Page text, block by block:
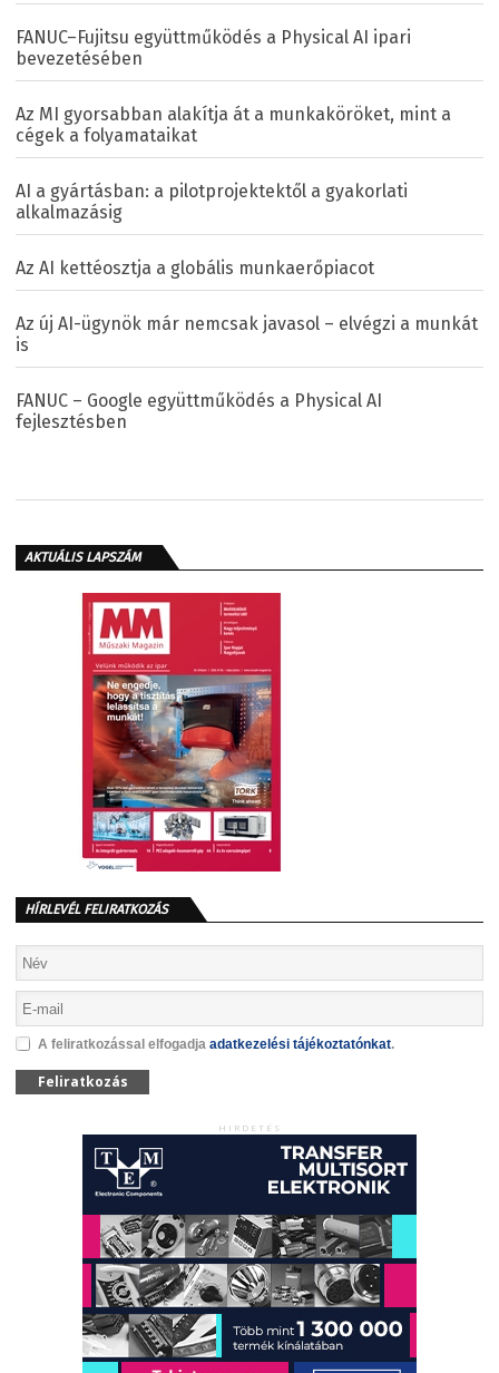
FANUC–Fujitsu együttműködés a Physical AI ipari
bevezetésében
Az MI gyorsabban alakítja át a munkaköröket, mint a
cégek a folyamataikat
AI a gyártásban: a pilotprojektektől a gyakorlati
alkalmazásig
Az AI kettéosztja a globális munkaerőpiacot
Az új AI-ügynök már nemcsak javasol – elvégzi a munkát
is
FANUC – Google együttműködés a Physical AI
fejlesztésben
AKTUÁLIS LAPSZÁM
HÍRLEVÉL FELIRATKOZÁS
A feliratkozással elfogadja adatkezelési tájékoztatónkat.
Feliratkozás
HIRDETÉS